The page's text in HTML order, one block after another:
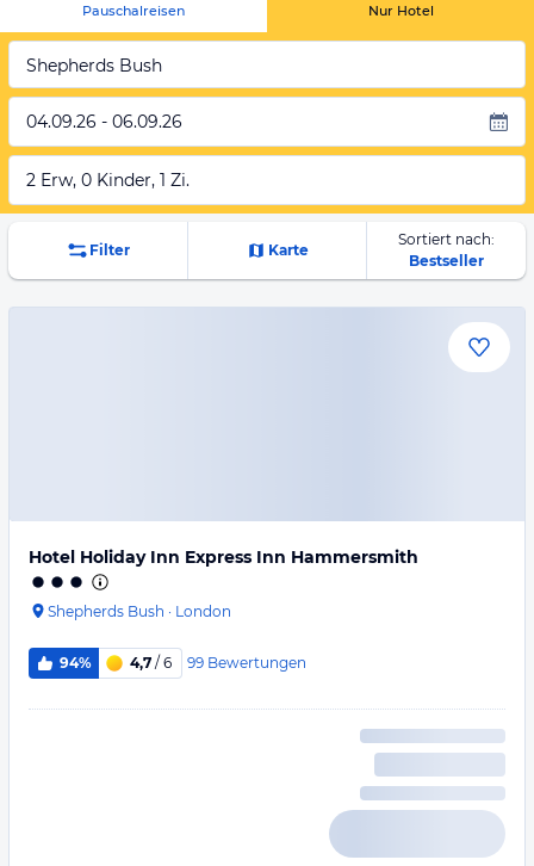
Pauschalreisen Nur Hotel
Shepherds Bush
04.09.26 - 06.09.26
2 Erw, 0 Kinder, 1 Zi.
Filter Karte
Sortiert nach:
Bestseller
Hotel Holiday Inn Express Inn Hammersmith
Shepherds Bush · London
94% 4,7 / 6 99 Bewertungen